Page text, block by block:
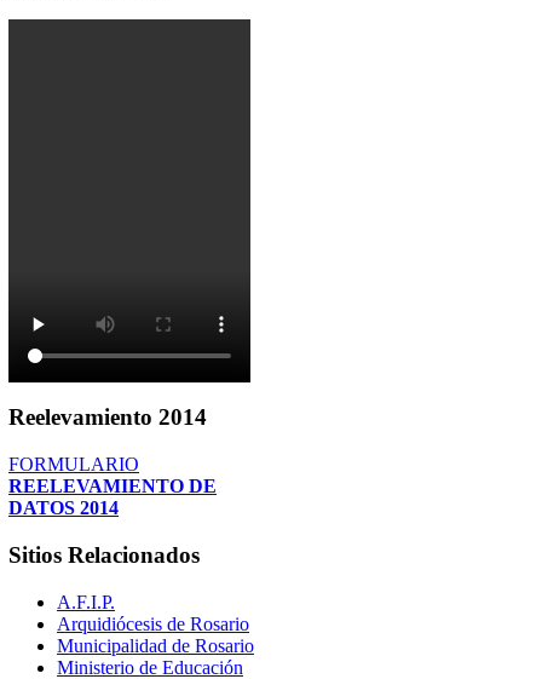
Reelevamiento 2014
FORMULARIO
REELEVAMIENTO DE
DATOS 2014
Sitios Relacionados
A.F.I.P.
Arquidiócesis de Rosario
Municipalidad de Rosario
Ministerio de Educación